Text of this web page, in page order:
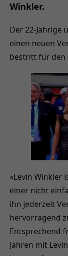
Winkler.
Der 22-Jährige
einen neuen
bestritt für den
«Levin Winkler
einer nicht
ihn jederzeit
hervorragend
Entsprechend
Jahren mit